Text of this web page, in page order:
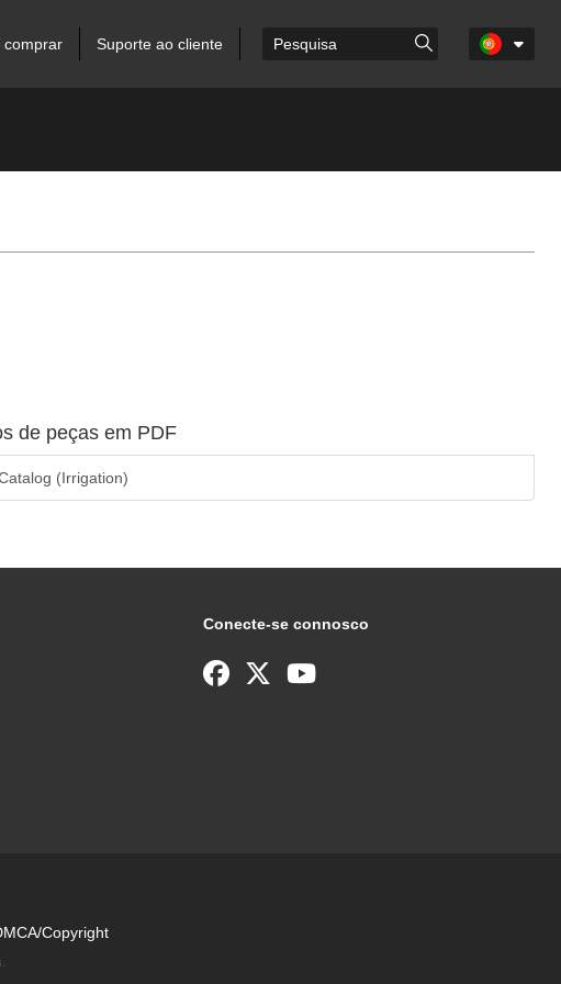
comprar Suporte ao cliente
de peças em PDF
(Irrigation)
Conecte-se connosco
Copyright